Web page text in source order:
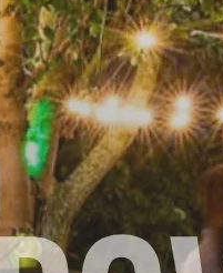
en blancheer ze
maïszetmeel, miso, de
ze samen met de
en meng dit samen
pijnboompitten fijn en